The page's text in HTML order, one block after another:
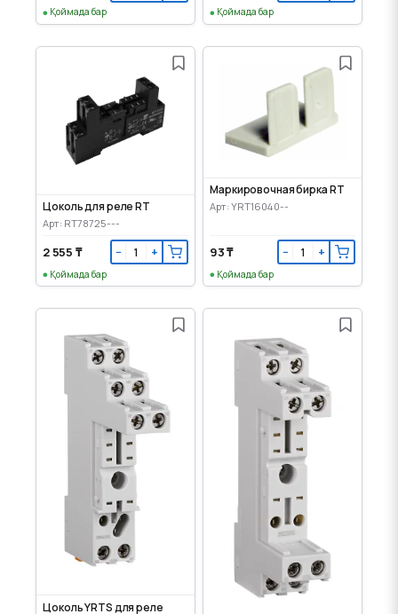
Қоймада бар Қоймада бар
Цоколь для реле RT
Арт: RT78725---
2 555 ₸ − +
Қоймада бар
Маркировочная бирка RT
Арт: YRT16040--
93 ₸ − +
Қоймада бар
Цоколь YRTS для реле